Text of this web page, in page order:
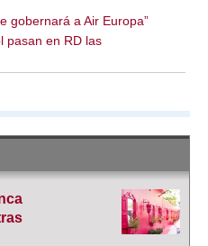
gobernará a Air Europa”
pasan en RD las